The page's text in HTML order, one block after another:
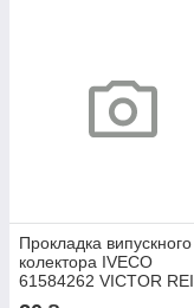
Прокладка випускного
колектора IVECO
61584262 VICTOR